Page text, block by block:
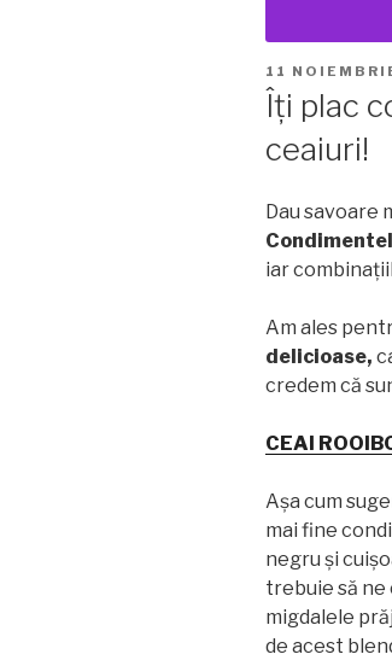
PUBLICAT
PE
11
Îți plac
ceaiuri!
Dau savoare
iar
Am ales
delicioase,
credem că
CEAI
Așa cum
mai fine
negru și
trebuie să ne
migdalele
de acest